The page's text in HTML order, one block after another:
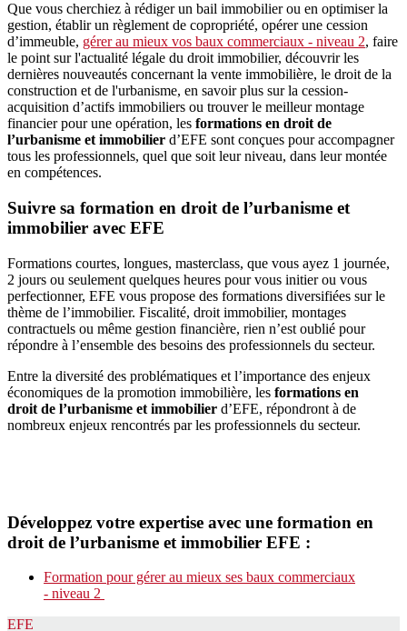
Que vous cherchiez à rédiger un bail immobilier ou en optimiser la
gestion, établir un règlement de copropriété, opérer une cession
d’immeuble, gérer au mieux vos baux commerciaux - niveau 2, faire
le point sur l'actualité légale du droit immobilier, découvrir les
dernières nouveautés concernant la vente immobilière, le droit de la
construction et de l'urbanisme, en savoir plus sur la cession-
acquisition d’actifs immobiliers ou trouver le meilleur montage
financier pour une opération, les formations en droit de
l’urbanisme et immobilier d’EFE sont conçues pour accompagner
tous les professionnels, quel que soit leur niveau, dans leur montée
en compétences.
Suivre sa formation en droit de l’urbanisme et
immobilier avec EFE
Formations courtes, longues, masterclass, que vous ayez 1 journée,
2 jours ou seulement quelques heures pour vous initier ou vous
perfectionner, EFE vous propose des formations diversifiées sur le
thème de l’immobilier. Fiscalité, droit immobilier, montages
contractuels ou même gestion financière, rien n’est oublié pour
répondre à l’ensemble des besoins des professionnels du secteur.
Entre la diversité des problématiques et l’importance des enjeux
économiques de la promotion immobilière, les formations en
droit de l’urbanisme et immobilier d’EFE, répondront à de
nombreux enjeux rencontrés par les professionnels du secteur.
Développez votre expertise avec une formation en
droit de l’urbanisme et immobilier EFE :
Formation pour gérer au mieux ses baux commerciaux
- niveau 2
EFE